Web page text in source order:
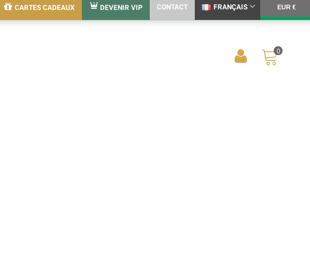
CARTES CADEAUX DEVENIR VIP CONTACT FRANÇAIS EUR €
0